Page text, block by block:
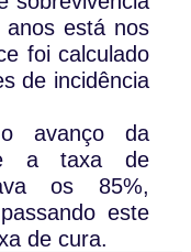
está nos
foi calculado
de incidência
avanço da
a taxa de
os 85%,
este
de cura.